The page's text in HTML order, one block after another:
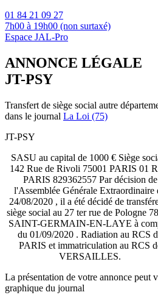
01 84 21 09 27
7h00 à 19h00 (non surtaxé)
Espace JAL-Pro
ANNONCE LÉGALE
JT-PSY
Transfert de siège social autre
dans le journal La Loi (75)
JT-PSY
SASU au capital de 1000 € Siège
142 Rue de Rivoli 75001 PARIS 01
PARIS 829362557 Par décision de
l'Assemblée Générale Extraordinaire
24/08/2020 , il a été décidé de
siège social au 27 ter rue de Pologne
SAINT-GERMAIN-EN-LAYE à
du 01/09/2020 . Radiation au RCS
PARIS et immatriculation au RCS
VERSAILLES.
La présentation de votre annonce peut
graphique du journal